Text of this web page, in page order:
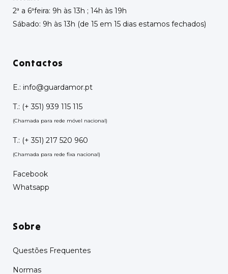
2ª a 6ªfeira: 9h às 13h ; 14h às 19h
Sábado: 9h às 13h (de 15 em 15 dias estamos fechados)
Contactos
E.: info@guardamor.pt
T.: (+ 351) 939 115 115
(Chamada para rede móvel nacional)
T.: (+ 351) 217 520 960
(Chamada para rede fixa nacional)
Facebook
Whatsapp
Sobre
Questões Frequentes
Normas